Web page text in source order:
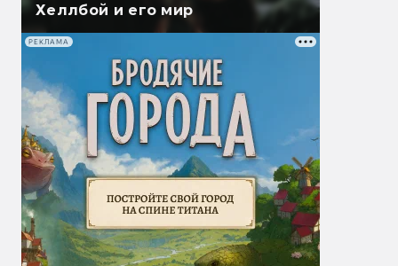
Хеллбой и его мир
РЕКЛАМА